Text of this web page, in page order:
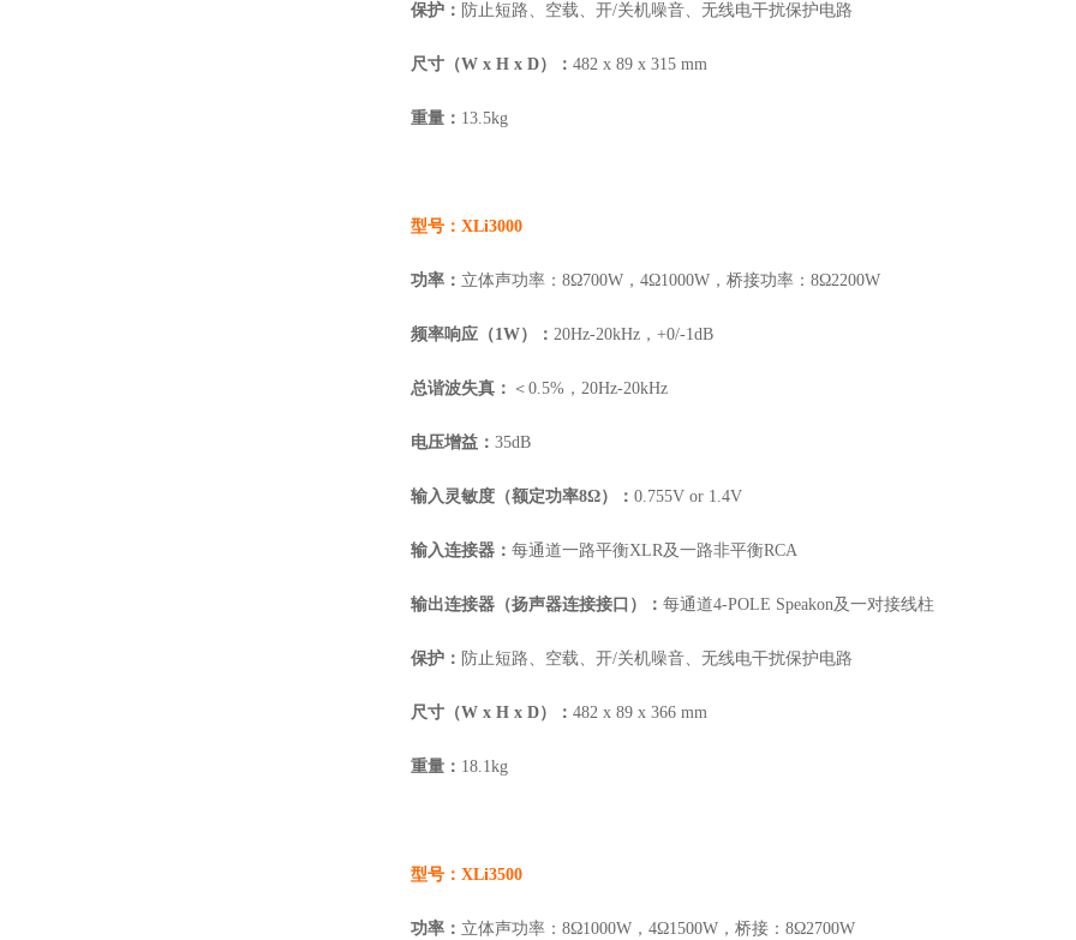
保护： 防止短路、空载、开/关机噪音、无线电干扰保护电路
尺寸（W x H x D）： 482 x 89 x 315 mm
重量： 13.5kg
型号： XLi3000
功率： 立体声功率： 8Ω700W，4Ω1000W，桥接功率：8Ω2200W
频率响应（1W）： 20Hz-20kHz，+0/-1dB
总谐波失真： ＜ 0.5%，20Hz-20kHz
电压增益： 35dB
输入灵敏度（额定功率8Ω）： 0.755V or 1.4V
输入连接器： 每通道一路平衡XLR及一路非平衡RCA
输出连接器（扬声器连接接口）： 每通道4-POLE Speakon及一对接线柱
保护： 防止短路、空载、开/关机噪音、无线电干扰保护电路
尺寸（W x H x D）： 482 x 89 x 366 mm
重量： 18.1kg
型号： XLi3500
功率： 立体声功率： 8Ω1000W，4Ω1500W，桥接：8Ω2700W